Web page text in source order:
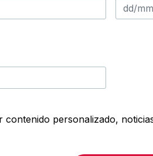
contenido personalizado,